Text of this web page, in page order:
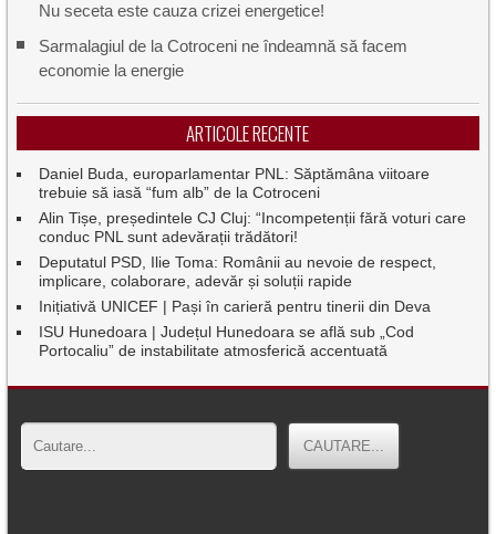
Nu seceta este cauza crizei energetice!
Sarmalagiul de la Cotroceni ne îndeamnă să facem
economie la energie
ARTICOLE RECENTE
Daniel Buda, europarlamentar PNL: Săptămâna viitoare
trebuie să iasă “fum alb” de la Cotroceni
Alin Tișe, președintele CJ Cluj: “Incompetenții fără voturi care
conduc PNL sunt adevărații trădători!
Deputatul PSD, Ilie Toma: Românii au nevoie de respect,
implicare, colaborare, adevăr și soluții rapide
Inițiativă UNICEF | Pași în carieră pentru tinerii din Deva
ISU Hunedoara | Județul Hunedoara se află sub „Cod
Portocaliu” de instabilitate atmosferică accentuată